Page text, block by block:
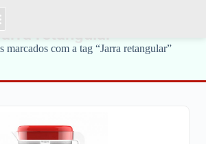
retangular
marcados com a tag “Jarra retangular”